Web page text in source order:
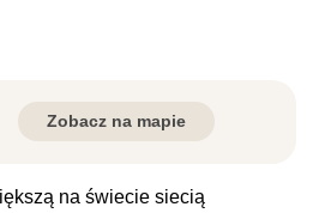
Zobacz na mapie
na świecie siecią